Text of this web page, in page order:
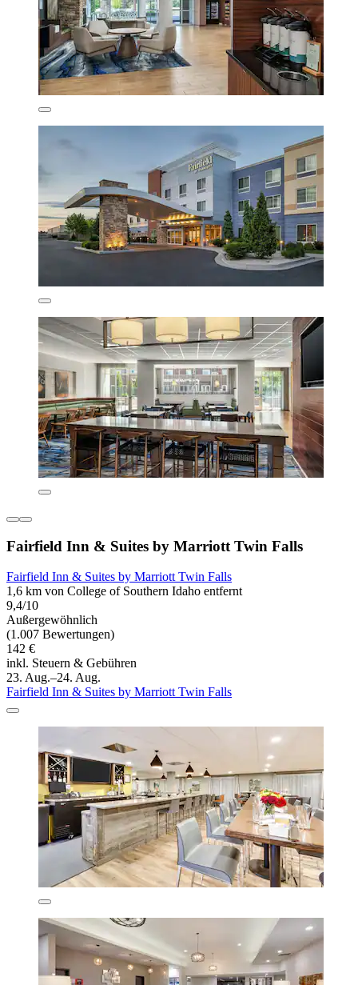
Fairfield Inn & Suites by Marriott Twin Falls
Fairfield Inn & Suites by Marriott Twin Falls
1,6 km von College of Southern Idaho entfernt
9,4/10
Außergewöhnlich
(1.007 Bewertungen)
142 €
inkl. Steuern & Gebühren
23. Aug.–24. Aug.
Fairfield Inn & Suites by Marriott Twin Falls